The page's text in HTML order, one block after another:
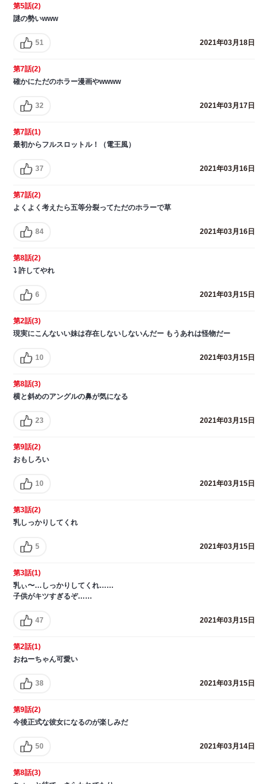
第5話(2)
謎の勢いwww
51 2021年03月18日
第7話(2)
確かにただのホラー漫画やwwww
32 2021年03月17日
第7話(1)
最初からフルスロットル！（電王風）
37 2021年03月16日
第7話(2)
よくよく考えたら五等分裂ってただのホラーで草
84 2021年03月16日
第8話(2)
⤵︎ ︎許してやれ
6 2021年03月15日
第2話(3)
現実にこんないい妹は存在しないしないんだー もうあれは怪物だー
10 2021年03月15日
第8話(3)
横と斜めのアングルの鼻が気になる
23 2021年03月15日
第9話(2)
おもしろい
10 2021年03月15日
第3話(2)
乳しっかりしてくれ
5 2021年03月15日
第3話(1)
乳ぃ〜…しっかりしてくれ……
子供がキツすぎるぞ……
47 2021年03月15日
第2話(1)
おねーちゃん可愛い
38 2021年03月15日
第9話(2)
今後正式な彼女になるのが楽しみだ
50 2021年03月14日
第8話(3)